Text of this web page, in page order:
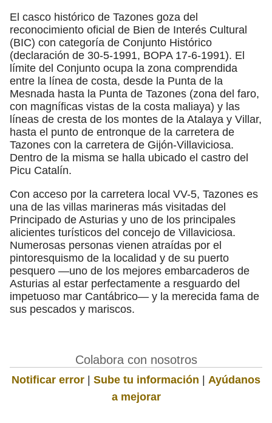
El casco histórico de Tazones goza del
reconocimiento oficial de Bien de Interés Cultural
(BIC) con categoría de Conjunto Histórico
(declaración de 30-5-1991, BOPA 17-6-1991). El
límite del Conjunto ocupa la zona comprendida
entre la línea de costa, desde la Punta de la
Mesnada hasta la Punta de Tazones (zona del faro,
con magníficas vistas de la costa maliaya) y las
líneas de cresta de los montes de la Atalaya y Villar,
hasta el punto de entronque de la carretera de
Tazones con la carretera de Gijón-Villaviciosa.
Dentro de la misma se halla ubicado el castro del
Picu Catalín.
Con acceso por la carretera local VV-5, Tazones es
una de las villas marineras más visitadas del
Principado de Asturias y uno de los principales
alicientes turísticos del concejo de Villaviciosa.
Numerosas personas vienen atraídas por el
pintoresquismo de la localidad y de su puerto
pesquero —uno de los mejores embarcaderos de
Asturias al estar perfectamente a resguardo del
impetuoso mar Cantábrico— y la merecida fama de
sus pescados y mariscos.
Colabora con nosotros
Notificar error | Sube tu información | Ayúdanos
a mejorar